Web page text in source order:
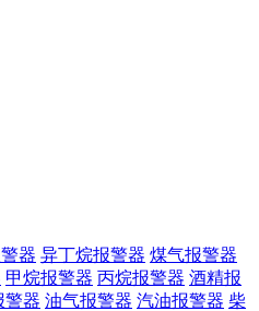
器 异丁烷报警器 煤气报警器
甲烷报警器 丙烷报警器 酒精报
警器 油气报警器 汽油报警器 柴